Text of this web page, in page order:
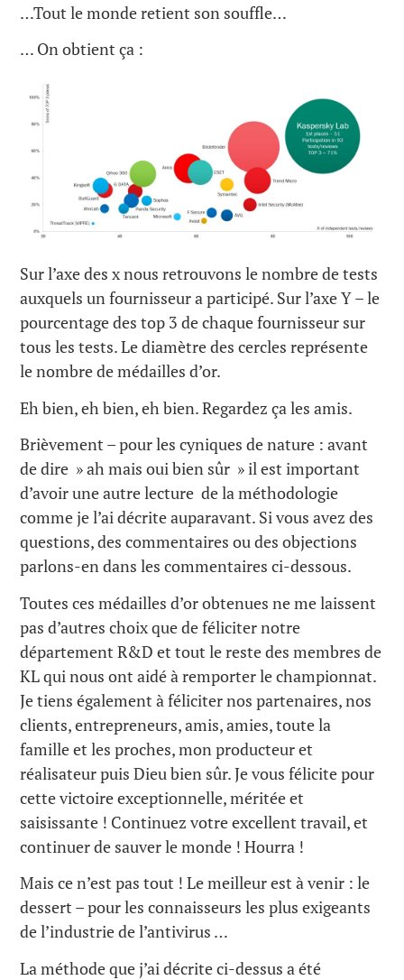
…Tout le monde retient son souffle…
… On obtient ça :
Sur l’axe des x nous retrouvons le nombre de tests
auxquels un fournisseur a participé. Sur l’axe Y – le
pourcentage des top 3 de chaque fournisseur sur
tous les tests. Le diamètre des cercles représente
le nombre de médailles d’or.
Eh bien, eh bien, eh bien. Regardez ça les amis.
Brièvement – pour les cyniques de nature : avant
de dire » ah mais oui bien sûr » il est important
d’avoir une autre lecture de la méthodologie
comme je l’ai décrite auparavant. Si vous avez des
questions, des commentaires ou des objections
parlons-en dans les commentaires ci-dessous.
Toutes ces médailles d’or obtenues ne me laissent
pas d’autres choix que de féliciter notre
département R&D et tout le reste des membres de
KL qui nous ont aidé à remporter le championnat.
Je tiens également à féliciter nos partenaires, nos
clients, entrepreneurs, amis, amies, toute la
famille et les proches, mon producteur et
réalisateur puis Dieu bien sûr. Je vous félicite pour
cette victoire exceptionnelle, méritée et
saisissante ! Continuez votre excellent travail, et
continuer de sauver le monde ! Hourra !
Mais ce n’est pas tout ! Le meilleur est à venir : le
dessert – pour les connaisseurs les plus exigeants
de l’industrie de l’antivirus …
La méthode que j’ai décrite ci-dessus a été